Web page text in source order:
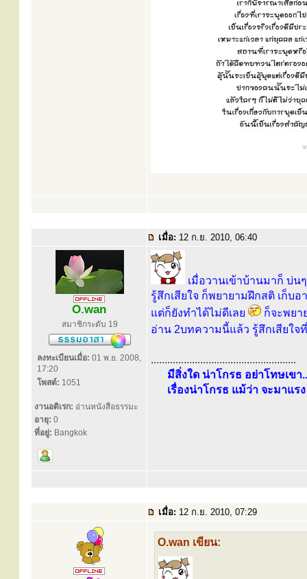
เมื่อ: 12 ก.ย. 2010, 06:40
O.wan
สมาชิกระดับ 19
ลงทะเบียนเมื่อ: 01 พ.ย. 2008,
17:20
โพสต์: 1051
งานอดิเรก: อ่านหนังสือธรรมะ
อายุ: 0
ที่อยู่: Bangkok
เมื่อวานเข้าบ้านมาก็ บ่น
รู้สึกเสียใจ ก็พยายามฝึกสติ เก็
แต่ก็ยังทำได้ไม่ดีเลย
ก็จะพยา
อ่าน 2บทความนี้แล้ว รู้สึกเสียใจ
.....................................................
มีสิ่งใด น่าโกรธ อย่าโทษเขา
เรื่องน่าโกรธ แม้ว่า จะมาแร
เมื่อ: 12 ก.ย. 2010, 07:29
O.wan เขียน: